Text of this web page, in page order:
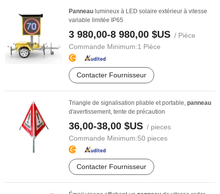
Panneau lumineux à LED solaire extérieur à vitesse
variable limitée IP65
3 980,00-8 980,00 $US / Pièce
Commande Minimum:1 Pièce
Contacter Fournisseur
Triangle de signalisation pliable et portable, panneau
d'avertissement, tente de précaution
36,00-38,00 $US / pieces
Commande Minimum:50 pieces
Contacter Fournisseur